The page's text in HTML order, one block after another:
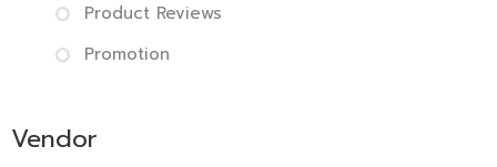
Product Reviews
Promotion
Vendor